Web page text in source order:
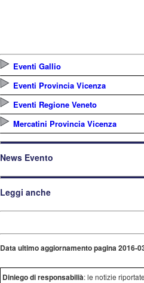
Eventi Gallio
Eventi Provincia Vicenza
Eventi Regione Veneto
Mercatini Provincia Vicenza
News Evento
Leggi anche
Data ultimo aggiornamento pagina 2016-
Diniego di responsabilià: le notizie